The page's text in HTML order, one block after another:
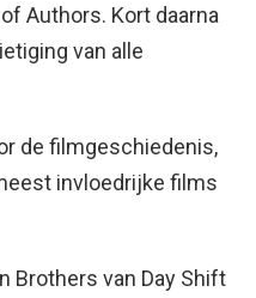
Authors. Kort daarna
van alle
de filmgeschiedenis,
invloedrijke films
Brothers van Day Shift